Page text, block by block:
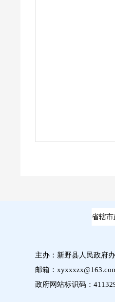
主办：新野县人民政府
邮箱：
政府网站标识码：